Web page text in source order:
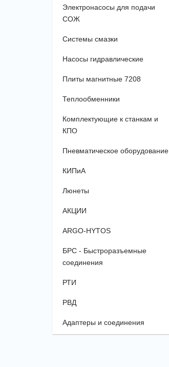
Электронасосы для подачи
СОЖ
Системы смазки
Насосы гидравлические
Плиты магнитные 7208
Теплообменники
Комплектующие к станкам и
КПО
Пневматическое оборудование
КИПиА
Люнеты
АКЦИИ
ARGO-HYTOS
БРС - Быстроразъемные
соединения
РТИ
РВД
Адаптеры и соединения